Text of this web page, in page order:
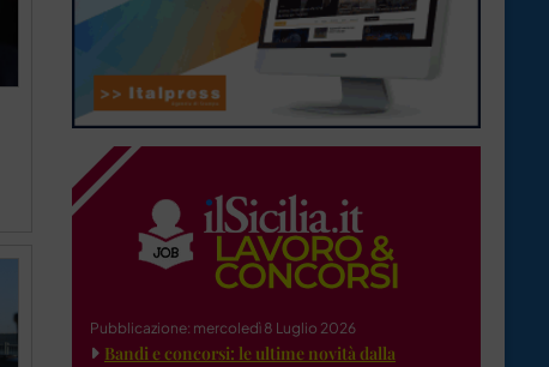
Pubblicazione: mercoledì 8 Luglio 2026
Bandi e concorsi: le ultime novità dalla